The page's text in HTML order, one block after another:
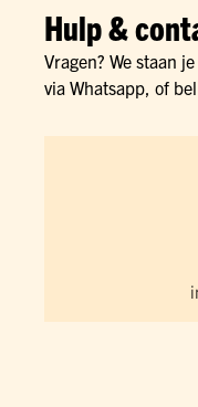
Hulp &
Vragen? We staan
via Whatsapp, of